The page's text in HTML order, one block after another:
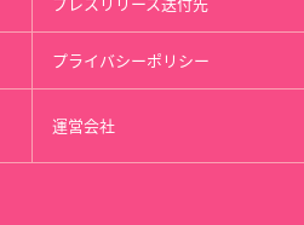
プライバシーポリシー
運営会社